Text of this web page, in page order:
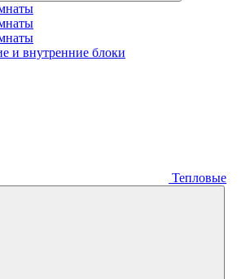
и внутренние блоки
Тепловые